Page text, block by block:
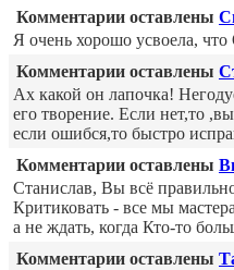
Комментарии оставлены
Я очень хорошо усвоела,
Комментарии оставлены
Ах какой он лапочка!
его творение. Если нет,то
если ошибся,то быстро
Комментарии оставлены
Станислав, Вы всё
Критиковать - все мы
а не ждать, когда Кто-то
Комментарии оставлены